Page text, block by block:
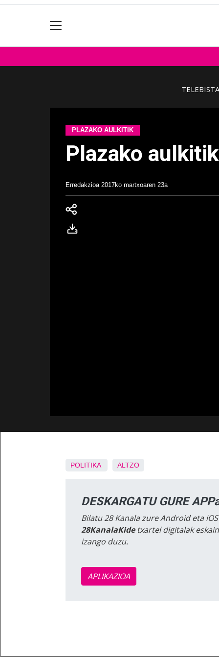
TELEBISTA
PLAZAKO AULKITIK
Plazako
Erredakzioa 2017ko martxoaren 23a
POLITIKA ALTZO
DESKARGATU GURE
Bilatu 28 Kanala zure Android eta
28KanalaKidetxartel digitalak
izango duzu.
APLIKAZIOA